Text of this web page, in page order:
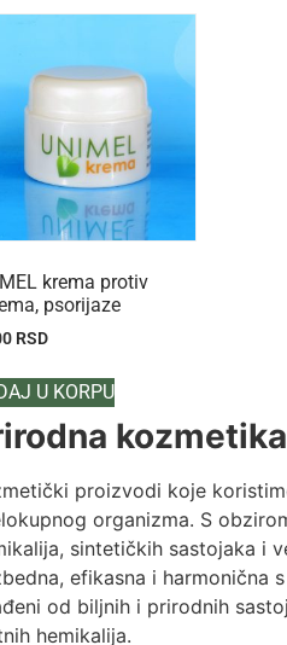
krema protiv
psorijaze
RSD
U KORPU
proizvodi koje
organizma. S
sintetičkih sastojaka i
efikasna i harmonična
od biljnih i prirodnih
hemikalija.